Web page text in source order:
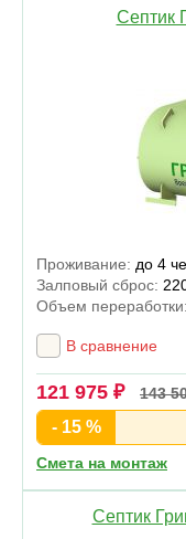
Септик
Проживание: до 4
Залповый сброс:
Объем переработки:
В сравнение
121 975 ₽ 143
- 15 %
Смета на монтаж
Септик